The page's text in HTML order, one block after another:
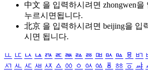
中文 을 입력하시려면 zhongwen을
누르시면됩니다.
北京 을 입력하시려면 beijing을 입
시면 됩니다.
ㅥ ㅦ ㅧ ㅨ ㅩ ㅪ ㅫ ㅬ ㅭ ㅮ ㅯ ㅰ ㅱ ㅲ
ㅺ ㅻ ㅼ ㅽ ㅾ ㅿ ㆀ ㆁ ㆂ ㆃ ㆄ ㆅ ㆆ ㆇ